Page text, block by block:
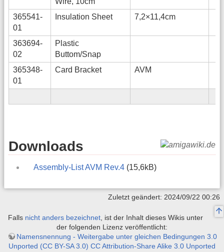
365541-
01
Insulation Sheet 7,2×11,4cm
363694-
02
Plastic
Buttom/Snap
365348-
01
Card Bracket AVM
Downloads
Assembly-List AVM Rev.4 (15,6kB)
Zuletzt geändert: 2024/09/22 00:26
Falls nicht anders bezeichnet, ist der Inhalt dieses Wikis unter
der folgenden Lizenz veröffentlicht:
Namensnennung - Weitergabe unter gleichen Bedingungen 3.0
Unported (CC BY-SA 3.0) CC Attribution-Share Alike 3.0 Unported